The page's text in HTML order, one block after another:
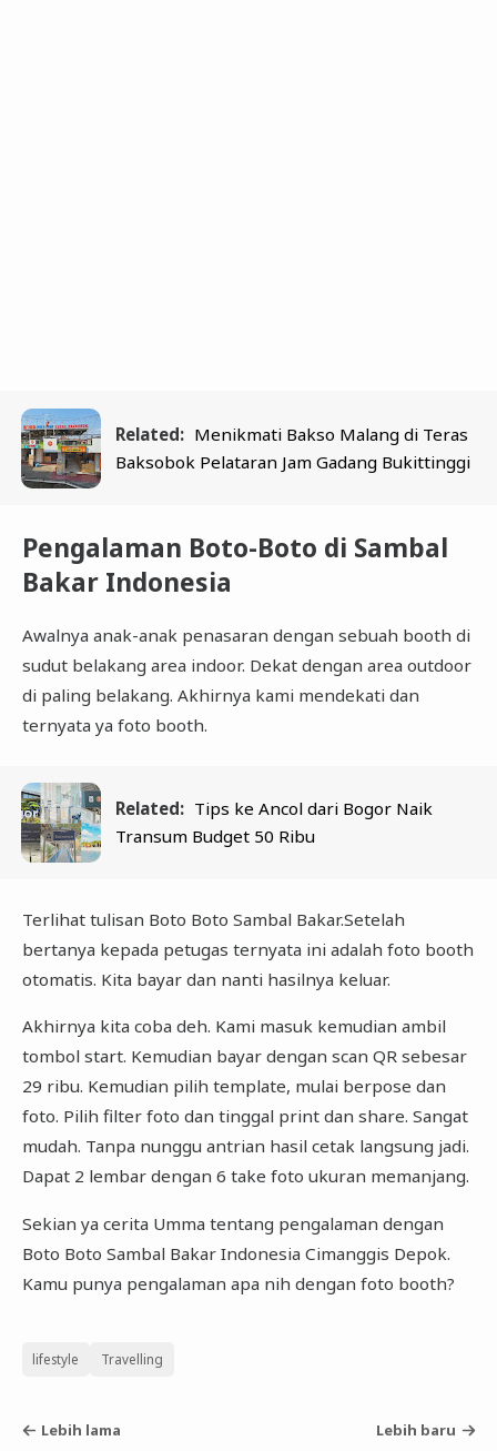
Related: Menikmati Bakso Malang di Teras
Baksobok Pelataran Jam Gadang Bukittinggi
Pengalaman Boto-Boto di Sambal
Bakar Indonesia
Awalnya anak-anak penasaran dengan sebuah booth di
sudut belakang area indoor. Dekat dengan area outdoor
di paling belakang. Akhirnya kami mendekati dan
ternyata ya foto booth.
Related: Tips ke Ancol dari Bogor Naik
Transum Budget 50 Ribu
Terlihat tulisan Boto Boto Sambal Bakar.Setelah
bertanya kepada petugas ternyata ini adalah foto booth
otomatis. Kita bayar dan nanti hasilnya keluar.
Akhirnya kita coba deh. Kami masuk kemudian ambil
tombol start. Kemudian bayar dengan scan QR sebesar
29 ribu. Kemudian pilih template, mulai berpose dan
foto. Pilih filter foto dan tinggal print dan share. Sangat
mudah. Tanpa nunggu antrian hasil cetak langsung jadi.
Dapat 2 lembar dengan 6 take foto ukuran memanjang.
Sekian ya cerita Umma tentang pengalaman dengan
Boto Boto Sambal Bakar Indonesia Cimanggis Depok.
Kamu punya pengalaman apa nih dengan foto booth?
lifestyle Travelling
Lebih lama Lebih baru